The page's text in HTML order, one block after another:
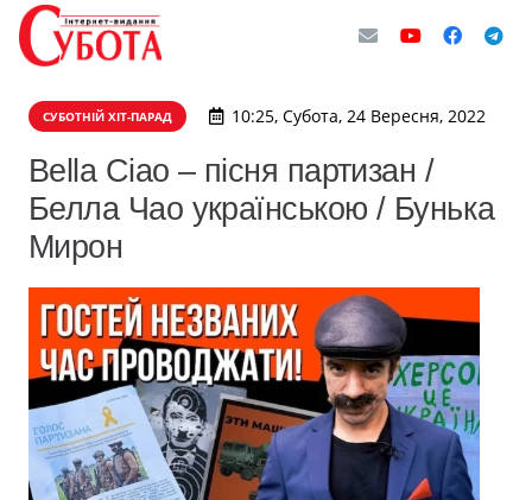
СУБОТНІЙ ХІТ-ПАРАД 10:25, Субота, 24 Вересня, 2022
Bella Ciao – пісня партизан /
Белла Чао українською / Бунька
Мирон